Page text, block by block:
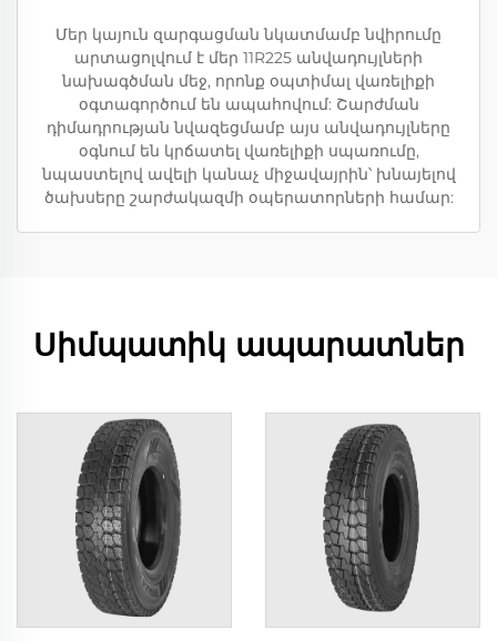
Մեր կայուն զարգացման նկատմամբ նվիրումը
արտացոլվում է մեր 11R225 անվադույլների
նախագծման մեջ, որոնք օպտիմալ վառելիքի
օգտագործում են ապահովում: Շարժման
դիմադրության նվազեցմամբ այս անվադույլները
օգնում են կրճատել վառելիքի սպառումը,
նպաստելով ավելի կանաչ միջավայրին՝ խնայելով
ծախսերը շարժակազմի օպերատորների համար:
Սիմպատիկ ապարատներ